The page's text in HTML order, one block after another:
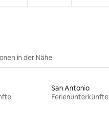
in der Nähe
San Antonio
Ferienunterkünfte